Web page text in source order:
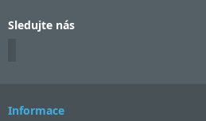
Sledujte nás
Informace